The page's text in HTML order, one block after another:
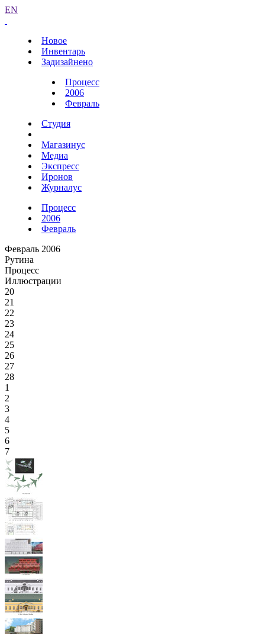
EN
Новое
Инвентарь
Задизайнено
Процесс
2006
Февраль
Студия
Магазинус
Медиа
Экспресс
Иронов
Журналус
Процесс
2006
Февраль
Февраль 2006
Рутина
Процесс
Иллюстрации
20
21
22
23
24
25
26
27
28
1
2
3
4
5
6
7